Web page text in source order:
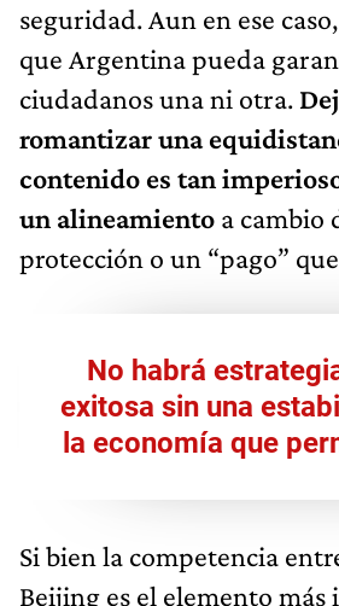
seguridad. Aun en ese
que Argentina pueda
ciudadanos una ni otra.
romantizar una
contenido es tan
un alineamiento a cambio
protección o un “pago”
No habrá
exitosa sin una
la economía que
Si bien la competencia
Beijing es el elemento